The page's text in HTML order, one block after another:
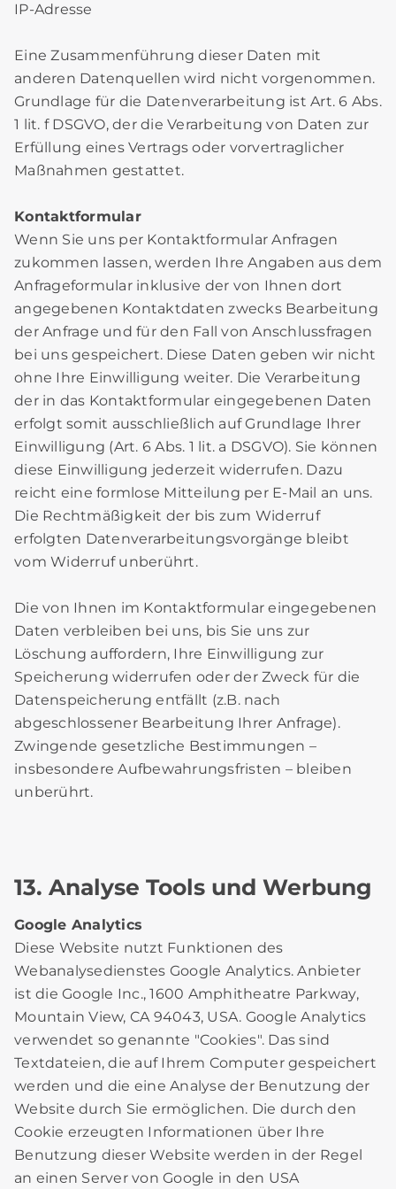
IP-Adresse
Eine Zusammenführung dieser Daten mit
anderen Datenquellen wird nicht vorgenommen.
Grundlage für die Datenverarbeitung ist Art. 6 Abs.
1 lit. f DSGVO, der die Verarbeitung von Daten zur
Erfüllung eines Vertrags oder vorvertraglicher
Maßnahmen gestattet.
Kontaktformular
Wenn Sie uns per Kontaktformular Anfragen
zukommen lassen, werden Ihre Angaben aus dem
Anfrageformular inklusive der von Ihnen dort
angegebenen Kontaktdaten zwecks Bearbeitung
der Anfrage und für den Fall von Anschlussfragen
bei uns gespeichert. Diese Daten geben wir nicht
ohne Ihre Einwilligung weiter. Die Verarbeitung
der in das Kontaktformular eingegebenen Daten
erfolgt somit ausschließlich auf Grundlage Ihrer
Einwilligung (Art. 6 Abs. 1 lit. a DSGVO). Sie können
diese Einwilligung jederzeit widerrufen. Dazu
reicht eine formlose Mitteilung per E-Mail an uns.
Die Rechtmäßigkeit der bis zum Widerruf
erfolgten Datenverarbeitungsvorgänge bleibt
vom Widerruf unberührt.
Die von Ihnen im Kontaktformular eingegebenen
Daten verbleiben bei uns, bis Sie uns zur
Löschung auffordern, Ihre Einwilligung zur
Speicherung widerrufen oder der Zweck für die
Datenspeicherung entfällt (z.B. nach
abgeschlossener Bearbeitung Ihrer Anfrage).
Zwingende gesetzliche Bestimmungen –
insbesondere Aufbewahrungsfristen – bleiben
unberührt.
13. Analyse Tools und Werbung
Google Analytics
Diese Website nutzt Funktionen des
Webanalysedienstes Google Analytics. Anbieter
ist die Google Inc., 1600 Amphitheatre Parkway,
Mountain View, CA 94043, USA. Google Analytics
verwendet so genannte "Cookies". Das sind
Textdateien, die auf Ihrem Computer gespeichert
werden und die eine Analyse der Benutzung der
Website durch Sie ermöglichen. Die durch den
Cookie erzeugten Informationen über Ihre
Benutzung dieser Website werden in der Regel
an einen Server von Google in den USA